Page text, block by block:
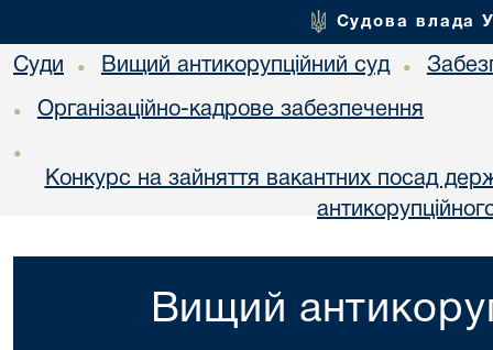
Судова влада
Суди • Вищий антикорупційний суд •
• Організаційно-кадрове забезпечення
•
Конкурс на зайняття вакантних посад
Вищий